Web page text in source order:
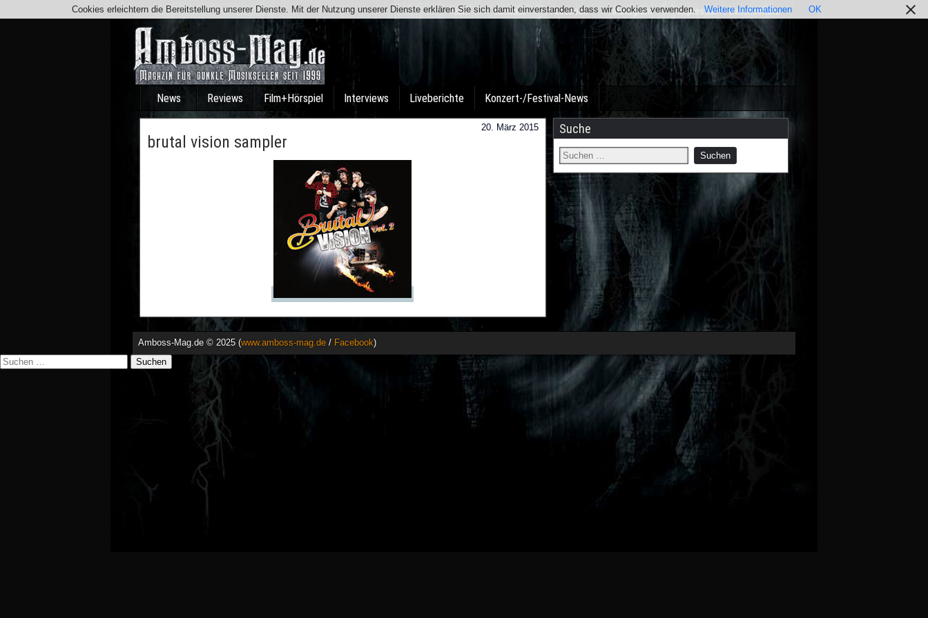
Team Kontakt Facebook Instagram Impressum / Datenschutz
News Reviews Film+Hörspiel Interviews Liveberichte Konzert-/Festival-News
20. März 2015
brutal vision sampler
Suche
Amboss-Mag.de © 2025 (www.amboss-mag.de / Facebook)
Cookies erleichtern die Bereitstellung unserer Dienste. Mit der Nutzung unserer Dienste erklären Sie sich damit einverstanden, dass wir Cookies verwenden. Weitere Informationen OK